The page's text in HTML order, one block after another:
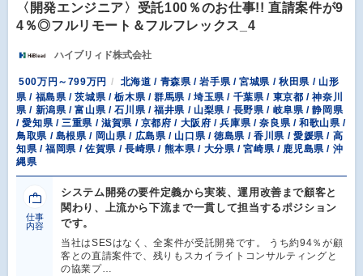
〈開発エンジニア〉受託100％のお仕事!! 直請案件が9
4％◎フルリモート＆フルフレックス_4
ハイブリィド株式会社
500万円～799万円
北海道 / 青森県 / 岩手県 / 宮城県 / 秋田県 / 山形
県 / 福島県 / 茨城県 / 栃木県 / 群馬県 / 埼玉県 / 千葉県 / 東京都 / 神奈川
県 / 新潟県 / 富山県 / 石川県 / 福井県 / 山梨県 / 長野県 / 岐阜県 / 静岡県
/ 愛知県 / 三重県 / 滋賀県 / 京都府 / 大阪府 / 兵庫県 / 奈良県 / 和歌山県 /
鳥取県 / 島根県 / 岡山県 / 広島県 / 山口県 / 徳島県 / 香川県 / 愛媛県 / 高
知県 / 福岡県 / 佐賀県 / 長崎県 / 熊本県 / 大分県 / 宮崎県 / 鹿児島県 / 沖
縄県
仕事
内容
システム開発の要件定義から実装、運用改善まで顧客と
関わり、上流から下流まで一貫して担当するポジション
です。
当社はSESはなく、全案件が受託開発です。 うち約94％が顧
客との直請案件で、残りもスカイライトコンサルティングと
の協業プ…